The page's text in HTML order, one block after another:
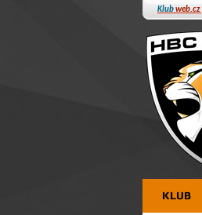
Klubweb.cz
KLUB